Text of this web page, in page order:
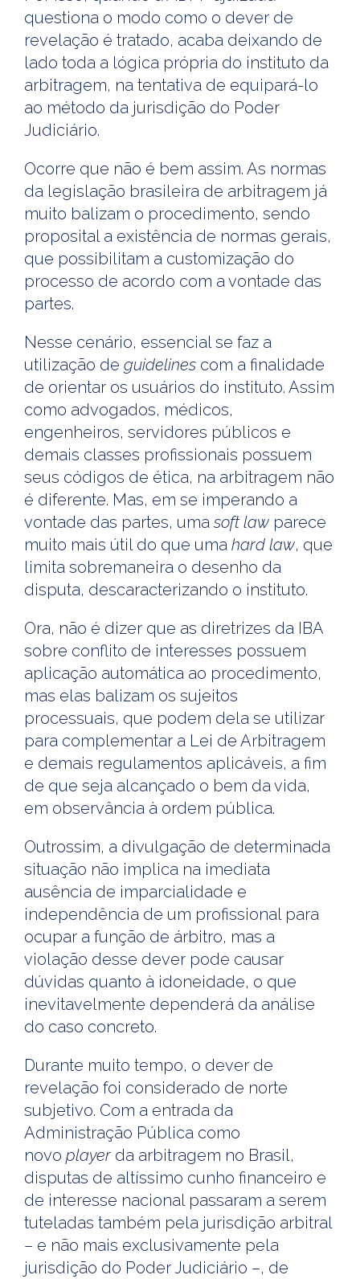
questiona o modo como o dever de
revelação é tratado, acaba deixando de
lado toda a lógica própria do instituto da
arbitragem, na tentativa de equipará-lo
ao método da jurisdição do Poder
Judiciário.
Ocorre que não é bem assim. As normas
da legislação brasileira de arbitragem já
muito balizam o procedimento, sendo
proposital a existência de normas gerais,
que possibilitam a customização do
processo de acordo com a vontade das
partes.
Nesse cenário, essencial se faz a
utilização de guidelines com a finalidade
de orientar os usuários do instituto. Assim
como advogados, médicos,
engenheiros, servidores públicos e
demais classes profissionais possuem
seus códigos de ética, na arbitragem não
é diferente. Mas, em se imperando a
vontade das partes, umasoft law parece
muito mais útil do que uma hard law, que
limita sobremaneira o desenho da
disputa, descaracterizando o instituto.
Ora, não é dizer que as diretrizes da IBA
sobre conflito de interesses possuem
aplicação automática ao procedimento,
mas elas balizam os sujeitos
processuais, que podem dela se utilizar
para complementar a Lei de Arbitragem
e demais regulamentos aplicáveis, a fim
de que seja alcançado o bem da vida,
em observância à ordem pública.
Outrossim, a divulgação de determinada
situação não implica na imediata
ausência de imparcialidade e
independência de um profissional para
ocupar a função de árbitro, mas a
violação desse dever pode causar
dúvidas quanto à idoneidade, o que
inevitavelmente dependerá da análise
do caso concreto.
Durante muito tempo, o dever de
revelação foi considerado de norte
subjetivo. Com a entrada da
Administração Pública como
novo player da arbitragem no Brasil,
disputas de altíssimo cunho financeiro e
de interesse nacional passaram a serem
tuteladas também pela jurisdição arbitral
– e não mais exclusivamente pela
jurisdição do Poder Judiciário –, de